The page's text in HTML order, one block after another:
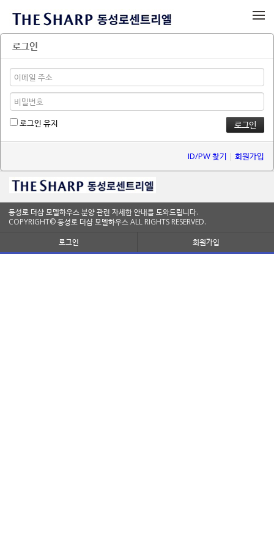
로그인
로그인 유지
ID/PW 찾기 | 회원가입
동성로 더샵 모델하우스 분양 관련 자세한 안내를 도와드립니다.
COPYRIGHT© 동성로 더샵 모델하우스 ALL RIGHTS RESERVED.
로그인
회원가입